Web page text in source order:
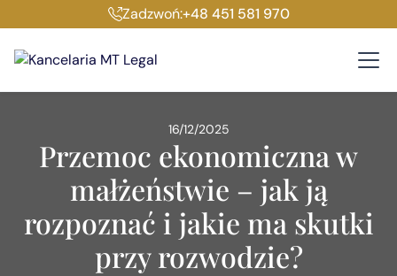
Zadzwoń:+48 451 581 970
16/12/2025
Przemoc ekonomiczna w
małżeństwie – jak ją
rozpoznać i jakie ma skutki
przy rozwodzie?